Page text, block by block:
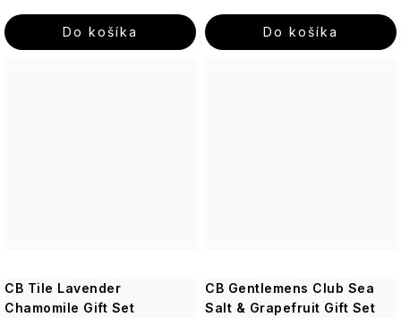
Do košíka Do košíka
CB Tile Lavender
Chamomile Gift Set
CB Gentlemens Club Sea
Salt & Grapefruit Gift Set